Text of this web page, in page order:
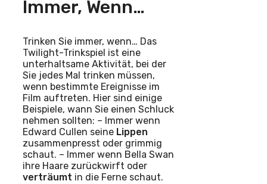
Immer, Wenn…
Trinken Sie immer, wenn… Das
Twilight-Trinkspiel ist eine
unterhaltsame Aktivität, bei der
Sie jedes Mal trinken müssen,
wenn bestimmte Ereignisse im
Film auftreten. Hier sind einige
Beispiele, wann Sie einen Schluck
nehmen sollten: – Immer wenn
Edward Cullen seine Lippen
zusammenpresst oder grimmig
schaut. – Immer wenn Bella Swan
ihre Haare zurückwirft oder
verträumt in die Ferne schaut.